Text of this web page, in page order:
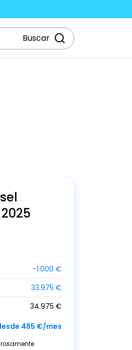
Buscar
2025
-1.000 €
33.975 €
34.975 €
485 €/mes